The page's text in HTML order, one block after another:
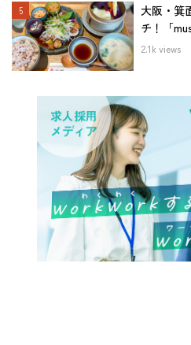
大阪・箕
チ！「
2.1k views